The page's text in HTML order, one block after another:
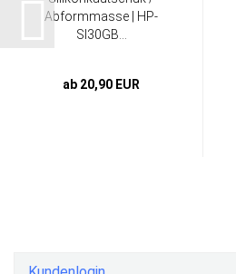
Abformmasse | HP-
SI30GB...
ab 20,90 EUR